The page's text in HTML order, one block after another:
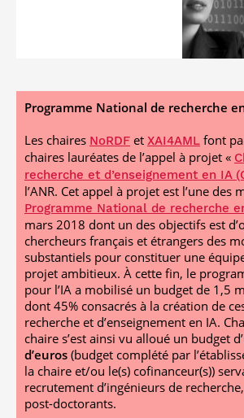
Programme National de recherche
Les chaires NoRDF et XAI4AML font
chaires lauréates de l’appel à projet «
recherche et d’enseignement en IA
l’ANR. Cet appel à projet est l’une des
Programme National de recherche
mars 2018 dont un des objectifs est
chercheurs français et étrangers des
substantiels pour constituer une
projet ambitieux. À cette fin, le
pour l’IA a mobilisé un budget de 1,5
dont 45% consacrés à la création de
recherche et d’enseignement en IA.
chaire s’est ainsi vu alloué un budget d’
d’euros (budget complété par
la chaire et/ou le(s) cofinanceur(s))
recrutement d’ingénieurs de
post-doctorants.